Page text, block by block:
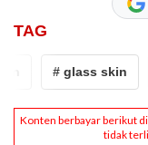
TAG
# glass skin